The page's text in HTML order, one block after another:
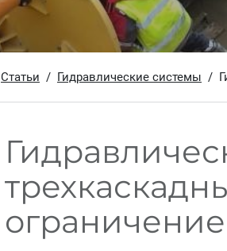
Статьи Гидравлические системы